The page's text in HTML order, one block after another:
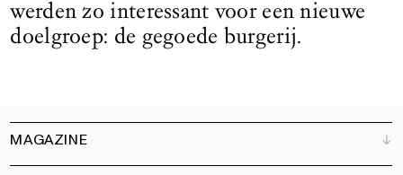
werden zo interessant voor een nieuwe
doelgroep: de gegoede burgerij.
MAGAZINE